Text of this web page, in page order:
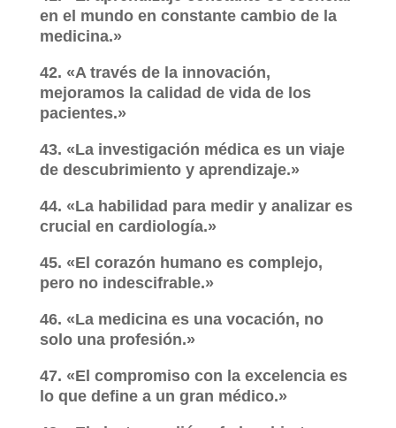
en el mundo en constante cambio de la
medicina.»
42. «A través de la innovación,
mejoramos la calidad de vida de los
pacientes.»
43. «La investigación médica es un viaje
de descubrimiento y aprendizaje.»
44. «La habilidad para medir y analizar es
crucial en cardiología.»
45. «El corazón humano es complejo,
pero no indescifrable.»
46. «La medicina es una vocación, no
solo una profesión.»
47. «El compromiso con la excelencia es
lo que define a un gran médico.»